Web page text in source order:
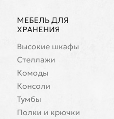
МЕБЕЛЬ ДЛЯ
ХРАНЕНИЯ
Высокие шкафы
Стеллажи
Комоды
Консоли
Тумбы
Полки и крючки